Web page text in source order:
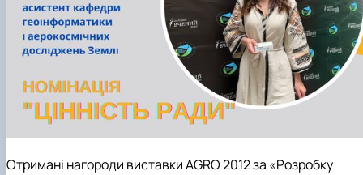
Отримані нагороди виставки AGRO 2012 за «Розробку